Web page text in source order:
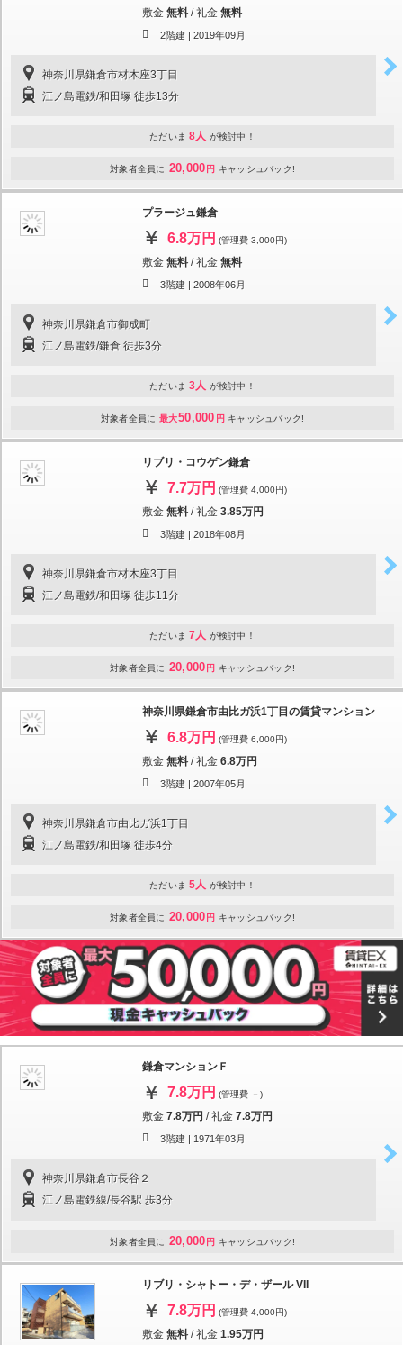
敷金 無料 /礼金 無料
2階建 | 2019年09月
神奈川県鎌倉市材木座3丁目
江ノ島電鉄/和田塚 徒歩13分
ただいま 8人 が検討中！
対象者全員に 20,000 円 キャッシュバック!
プラージュ鎌倉
6.8万円 (管理費 3,000円)
敷金 無料 /礼金 無料
3階建 | 2008年06月
神奈川県鎌倉市御成町
江ノ島電鉄/鎌倉 徒歩3分
ただいま 3人 が検討中！
対象者全員に 最大50,000 円 キャッシュバック!
リブリ・コウゲン鎌倉
7.7万円 (管理費 4,000円)
敷金 無料 /礼金 3.85万円
3階建 | 2018年08月
神奈川県鎌倉市材木座3丁目
江ノ島電鉄/和田塚 徒歩11分
ただいま 7人 が検討中！
対象者全員に 20,000 円 キャッシュバック!
神奈川県鎌倉市由比ガ浜1丁目の賃貸マンション
6.8万円 (管理費 6,000円)
敷金 無料 /礼金 6.8万円
3階建 | 2007年05月
神奈川県鎌倉市由比ガ浜1丁目
江ノ島電鉄/和田塚 徒歩4分
ただいま 5人 が検討中！
対象者全員に 20,000 円 キャッシュバック!
鎌倉マンションＦ
7.8万円 (管理費 －)
敷金 7.8万円 /礼金 7.8万円
3階建 | 1971年03月
神奈川県鎌倉市長谷２
江ノ島電鉄線/長谷駅 歩3分
対象者全員に 20,000 円 キャッシュバック!
リブリ・シャトー・デ・ザール VII
7.8万円 (管理費 4,000円)
敷金 無料 /礼金 1.95万円